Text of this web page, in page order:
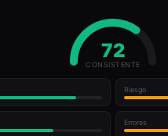
72
CONSISTENTE
Riesgo
Errores